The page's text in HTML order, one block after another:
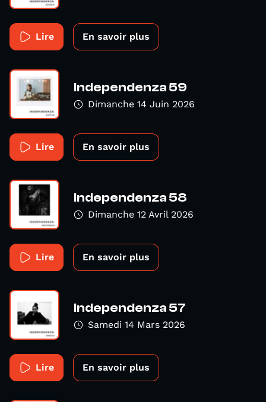
Lire En savoir plus
Independenza 59
Dimanche 14 Juin 2026
Lire En savoir plus
Independenza 58
Dimanche 12 Avril 2026
Lire En savoir plus
Independenza 57
Samedi 14 Mars 2026
Lire En savoir plus